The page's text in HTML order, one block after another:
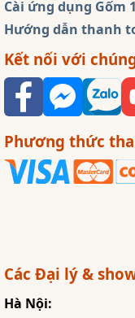
Cài ứng dụng Gốm
Hướng dẫn thanh
Kết nối với
Phương thức
Các Đại lý &
Hà Nội: